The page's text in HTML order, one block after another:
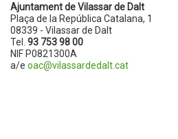
Ajuntament de Vilassar de Dalt
Plaça de la República Catalana, 1
08339 - Vilassar de Dalt
Tel. 93 753 98 00
NIF P0821300A
a/e oac@vilassardedalt.cat